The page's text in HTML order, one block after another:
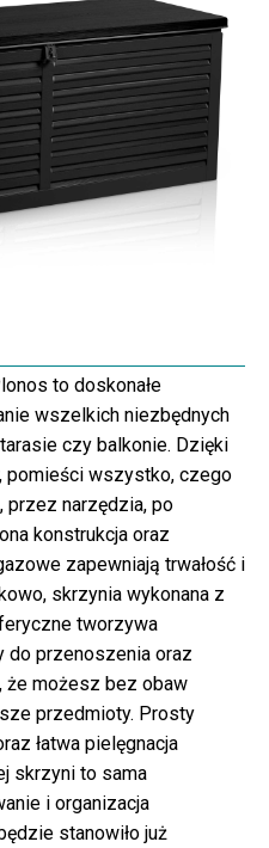
to doskonałe
wszelkich niezbędnych
czy balkonie. Dzięki
pomieści wszystko, czego
narzędzia, po
konstrukcja oraz
zapewniają trwałość i
skrzynia wykonana z
tworzywa
do przenoszenia oraz
że możesz bez obaw
przedmioty. Prosty
łatwa pielęgnacja
skrzyni to sama
i organizacja
stanowiło już